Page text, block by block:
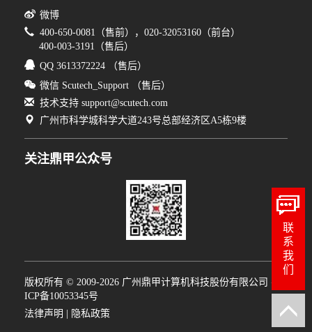
微博
400-650-0081（售前），020-32053160（前台）
400-003-3191（售后）
QQ 3613372224 （售后）
微信 Scutech_Support （售后）
技术支持 support@scutech.com
广州市科学城科学大道243号总部经济区A5栋9楼
关注鼎甲公众号
版权所有 © 2009-2026 广州鼎甲计算机科技股份有限公司 粤
ICP备10053345号
法律声明 | 隐私政策
联系我们